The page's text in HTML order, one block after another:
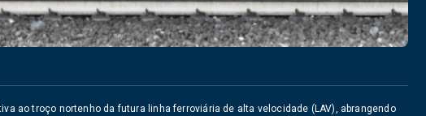
ao troço nortenho da futura linha ferroviária de alta velocidade (LAV), abrangendo